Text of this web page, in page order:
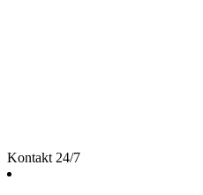
Kontakt 24/7